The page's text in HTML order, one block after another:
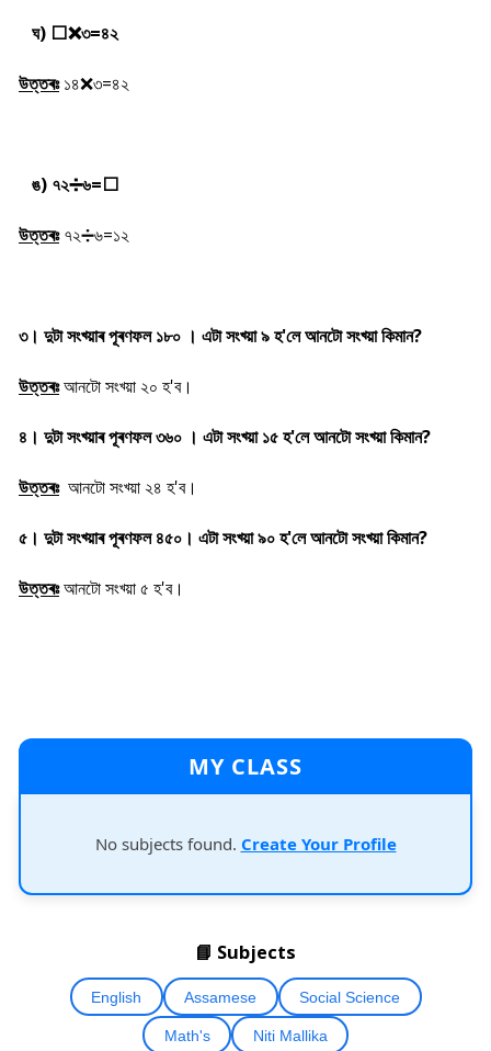
ঘ) ⬜❌৩=৪২
উত্তৰঃ ১৪❌৩=৪২
ঙ) ৭২➗৬=⬜
উত্তৰঃ ৭২➗৬=১২
৩। দুটা সংখ্য়াৰ পূৰণফল ১৮০ । এটা সংখ্য়া ৯ হ'লে আনটো সংখ্য়া কিমান?
উত্তৰঃআনটো সংখ্য়া ২০ হ'ব।
৪। দুটা সংখ্য়াৰ পূৰণফল ৩৬০ । এটা সংখ্য়া ১৫ হ'লে আনটো সংখ্য়া কিমান?
উত্তৰঃ আনটো সংখ্য়া ২৪ হ'ব।
৫। দুটা সংখ্য়াৰ পূৰণফল ৪৫০। এটা সংখ্য়া ৯০ হ'লে আনটো সংখ্য়া কিমান?
উত্তৰঃআনটো সংখ্য়া ৫ হ'ব।
MY CLASS
No subjects found. Create Your Profile
📘 Subjects
English Assamese Social Science
Math's Niti Mallika